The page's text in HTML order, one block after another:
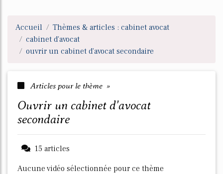
Accueil
Thèmes & articles : cabinet avocat
cabinet d'avocat
ouvrir un cabinet d'avocat secondaire
Articles pour le thème »
ouvrir un cabinet d'avocat
secondaire
15 articles
Aucune vidéo sélectionnée pour ce thème